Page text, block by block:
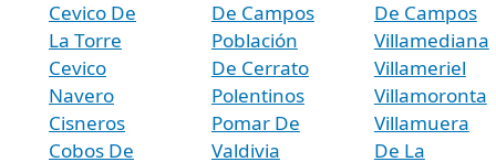
Cevico De
La Torre
Cevico
Navero
Cisneros
Cobos De
De Campos
Población
De Cerrato
Polentinos
Pomar De
Valdivia
De Campos
Villamediana
Villameriel
Villamoronta
Villamuera
De La